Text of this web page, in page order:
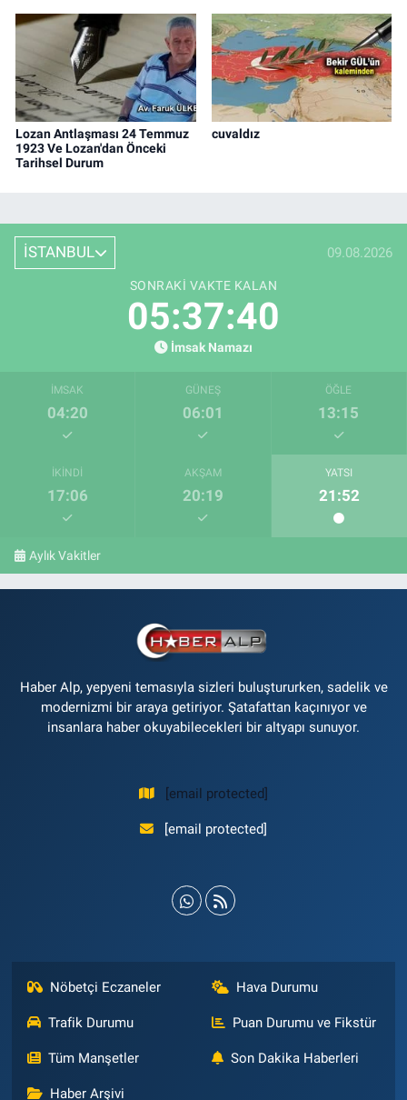
Lozan Antlaşması 24 Temmuz
1923 Ve Lozan'dan Önceki
Tarihsel Durum
cuvaldız
İSTANBUL 09.08.2026
SONRAKI VAKTE KALAN
05:37:39
İmsak Namazı
İMSAK
04:20
GÜNEŞ
06:01
ÖĞLE
13:15
İKINDI
17:06
AKŞAM
20:19
YATSI
21:52
Aylık Vakitler
Haber Alp, yepyeni temasıyla sizleri buluştururken, sadelik ve
modernizmi bir araya getiriyor. Şatafattan kaçınıyor ve
insanlara haber okuyabilecekleri bir altyapı sunuyor.
[email protected]
[email protected]
Nöbetçi Eczaneler Hava Durumu
Trafik Durumu Puan Durumu ve Fikstür
Tüm Manşetler Son Dakika Haberleri
Haber Arşivi